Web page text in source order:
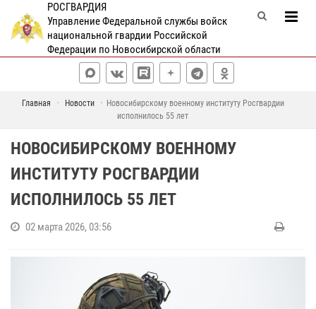
РОСГВАРДИЯ
Управление Федеральной службы войск
национальной гвардии Российской
Федерации по Новосибирской области
Главная Новости
Новосибирскому военному институту Росгвардии
исполнилось 55 лет
НОВОСИБИРСКОМУ ВОЕННОМУ
ИНСТИТУТУ РОСГВАРДИИ
ИСПОЛНИЛОСЬ 55 ЛЕТ
02 марта 2026, 03:56